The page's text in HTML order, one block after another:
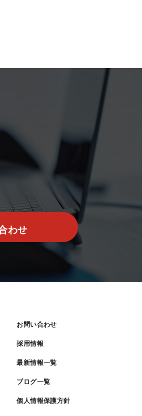
わせ
お問い合わせ
採用情報
最新情報一覧
ブログ一覧
個人情報保護方針